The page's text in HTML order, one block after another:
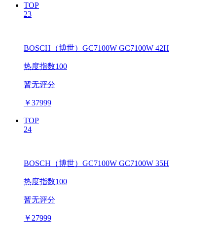
TOP
23
BOSCH（博世）GC7100W GC7100W 42H
热度指数100
暂无评分
￥37999
TOP
24
BOSCH（博世）GC7100W GC7100W 35H
热度指数100
暂无评分
￥ 27999